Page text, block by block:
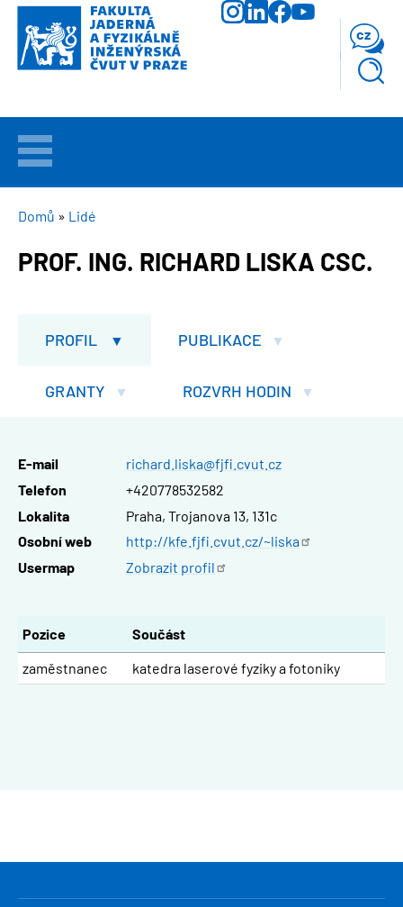
Přejít
hlavnímu
obsahu
VÍTEJTE
UCHAZEČI
STUDIUM
VÝZKUM
FAKULTA
cz
DROBEČKOVÁ
Domů Lidé
PROF. ING. RICHARD LISKA CSC.
PROFIL PUBLIKACE
GRANTY ROZVRH HODIN
E-mail
richard.liska@fjfi.cvut.cz
Telefon
+420778532582
Lokalita
Praha, Trojanova 13, 131c
Osobní web
http://kfe.fjfi.cvut.cz/~liska
Usermap
Zobrazit profil
Pozice
Součást
zaměstnanec
katedra laserové fyziky a fotoniky